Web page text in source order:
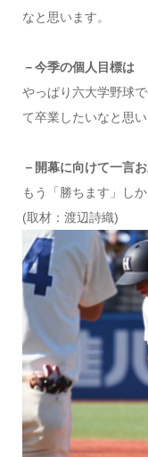
なと思います。
－今季の個人目標は
やっぱり六大学野球
て卒業したいなと思い
－開幕に向けて一言
もう「勝ちます」し
(取材：渡辺詩織)